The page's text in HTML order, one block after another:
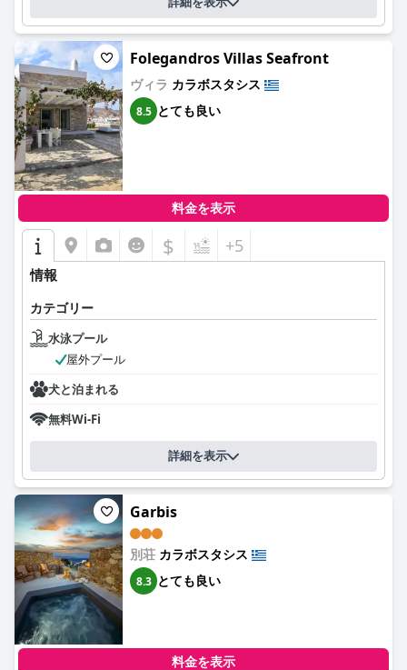
Folegandros Villas Seafront
ヴィラ カラボスタシス
8.5 とても良い
料金を表示
$ +5
情報
カテゴリー
水泳プール
屋外プール
犬と泊まれる
無料Wi-Fi
詳細を表示
Garbis
別荘 カラボスタシス
8.3 とても良い
料金を表示